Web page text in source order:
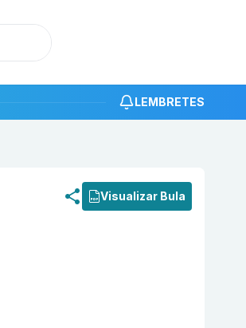
LEMBRETES
Visualizar Bula